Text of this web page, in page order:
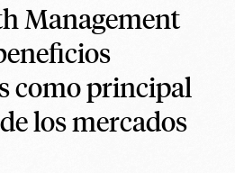
Management
como principal
los mercados